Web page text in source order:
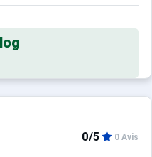
et agréable, ce
0/5 0 Avis